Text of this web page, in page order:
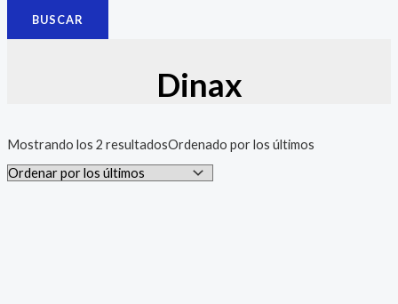
BUSCAR
Dinax
Mostrando los 2 resultadosOrdenado por los últimos